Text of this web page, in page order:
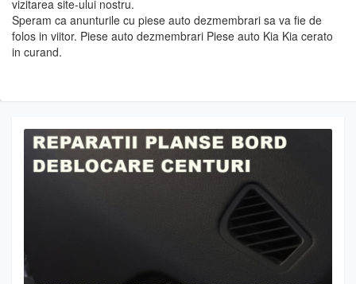
vizitarea site-ului nostru.
Speram ca anunturile cu piese auto dezmembrari sa va fie de
folos in viitor. Piese auto dezmembrari Piese auto Kia Kia cerato
in curand.